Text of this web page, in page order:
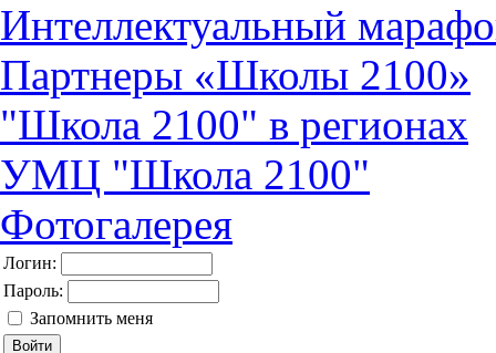
Интеллектуальный
Партнеры «Школы 2100»
"Школа 2100" в регионах
УМЦ "Школа 2100"
Фотогалерея
Логин:
Пароль:
Запомнить меня